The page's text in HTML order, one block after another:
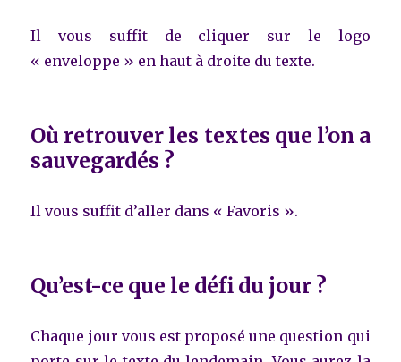
Il vous suffit de cliquer sur le logo
« enveloppe » en haut à droite du texte.
Où retrouver les textes que l’on a
sauvegardés ?
Il vous suffit d’aller dans « Favoris ».
Qu’est-ce que le défi du jour ?
Chaque jour vous est proposé une question qui